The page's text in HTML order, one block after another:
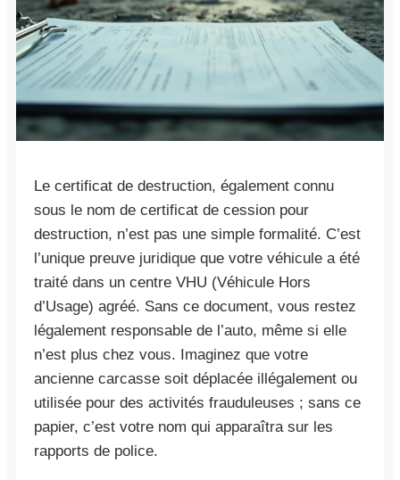
Le certificat de destruction, également connu
sous le nom de certificat de cession pour
destruction, n’est pas une simple formalité. C’est
l’unique preuve juridique que votre véhicule a été
traité dans un centre VHU (Véhicule Hors
d’Usage) agréé. Sans ce document, vous restez
légalement responsable de l’auto, même si elle
n’est plus chez vous. Imaginez que votre
ancienne carcasse soit déplacée illégalement ou
utilisée pour des activités frauduleuses ; sans ce
papier, c’est votre nom qui apparaîtra sur les
rapports de police.